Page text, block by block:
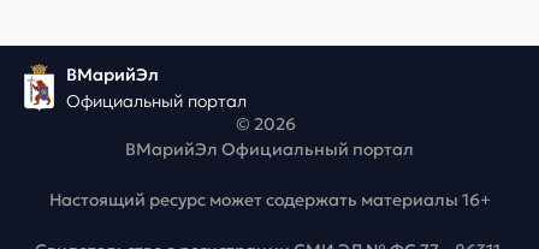
ВМарийЭл
Официальный портал
© 2026
ВМарийЭл Официальный портал
Настоящий ресурс может содержать материалы 16+